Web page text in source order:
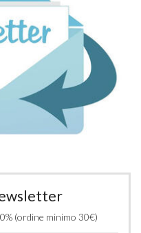
(ordine minimo 30€)